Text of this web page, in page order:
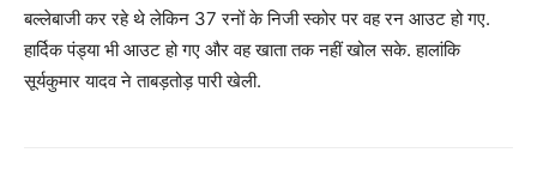
बल्लेबाजी कर रहे थे लेकिन 37 रनों के निजी स्कोर पर वह रन आउट हो गए.
हार्दिक पंड्या भी आउट हो गए और वह खाता तक नहीं खोल सके. हालांकि
सूर्यकुमार यादव ने ताबड़तोड़ पारी खेली.